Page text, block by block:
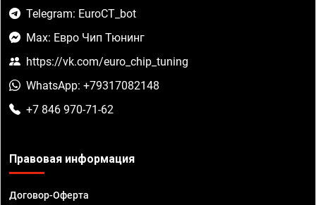
Telegram: EuroCT_bot
Max: Евро Чип Тюнинг
https://vk.com/euro_chip_tuning
WhatsApp: +79317082148
+7 846 970-71-62
Правовая информация
Договор-Оферта